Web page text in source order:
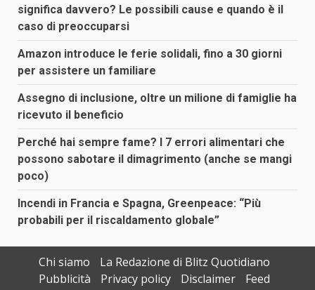
significa davvero? Le possibili cause e quando è il
caso di preoccuparsi
Amazon introduce le ferie solidali, fino a 30 giorni
per assistere un familiare
Assegno di inclusione, oltre un milione di famiglie ha
ricevuto il beneficio
Perché hai sempre fame? I 7 errori alimentari che
possono sabotare il dimagrimento (anche se mangi
poco)
Incendi in Francia e Spagna, Greenpeace: “Più
probabili per il riscaldamento globale”
Chi siamo
La Redazione di Blitz Quotidiano
Pubblicità
Privacy policy Disclaimer Feed